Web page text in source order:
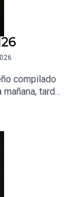
compilado
tarde
un
Horror.